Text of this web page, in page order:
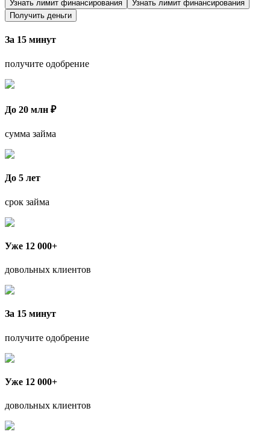
Узнать лимит финансирования
Узнать лимит финансирования
Получить деньги
За 15 минут
получите одобрение
До 20 млн ₽
сумма займа
До 5 лет
срок займа
Уже 12 000+
довольных клиентов
За 15 минут
получите одобрение
Уже 12 000+
довольных клиентов